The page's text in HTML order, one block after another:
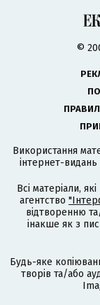
©
Використання
інтернет-
Всі матеріали,
агентство
відтворенню
інакше як з
Будь-яке
творів та/або